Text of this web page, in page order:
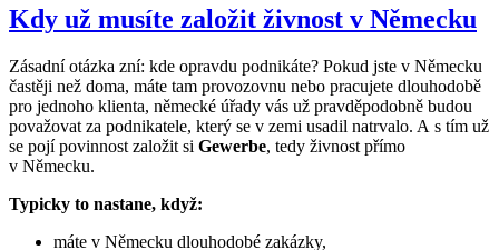
Kdy už musíte založit živnost v Německu
Zásadní otázka zní: kde opravdu podnikáte? Pokud jste v Německu
častěji než doma, máte tam provozovnu nebo pracujete dlouhodobě
pro jednoho klienta, německé úřady vás už pravděpodobně budou
považovat za podnikatele, který se v zemi usadil natrvalo. A s tím už
se pojí povinnost založit si Gewerbe, tedy živnost přímo
v Německu.
Typicky to nastane, když:
máte v Německu dlouhodobé zakázky,